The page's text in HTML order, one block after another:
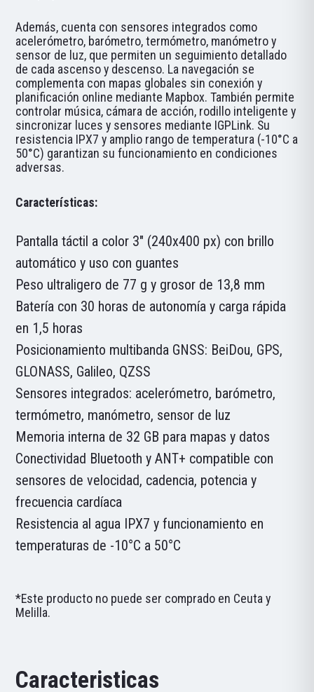
Además, cuenta con sensores integrados como
acelerómetro, barómetro, termómetro, manómetro y
sensor de luz, que permiten un seguimiento detallado
de cada ascenso y descenso. La navegación se
complementa con mapas globales sin conexión y
planificación online mediante Mapbox. También permite
controlar música, cámara de acción, rodillo inteligente y
sincronizar luces y sensores mediante IGPLink. Su
resistencia IPX7 y amplio rango de temperatura (-10°C a
50°C) garantizan su funcionamiento en condiciones
adversas.
Características:
Pantalla táctil a color 3" (240x400 px) con brillo
automático y uso con guantes
Peso ultraligero de 77 g y grosor de 13,8 mm
Batería con 30 horas de autonomía y carga rápida
en 1,5 horas
Posicionamiento multibanda GNSS: BeiDou, GPS,
GLONASS, Galileo, QZSS
Sensores integrados: acelerómetro, barómetro,
termómetro, manómetro, sensor de luz
Memoria interna de 32 GB para mapas y datos
Conectividad Bluetooth y ANT+ compatible con
sensores de velocidad, cadencia, potencia y
frecuencia cardíaca
Resistencia al agua IPX7 y funcionamiento en
temperaturas de -10°C a 50°C
*Este producto no puede ser comprado en Ceuta y
Melilla.
Caracteristicas